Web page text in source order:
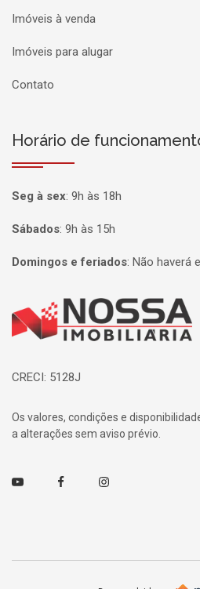
Imóveis à venda
Imóveis para alugar
Contato
Horário de
Seg à sex: 9h às 18h
Sábados: 9h às 15h
Domingos e feriados: Não haverá
Página inicial
CRECI: 5128J
Os valores, condições e
a alterações sem aviso prévio.
Youtube FacebookInstagram